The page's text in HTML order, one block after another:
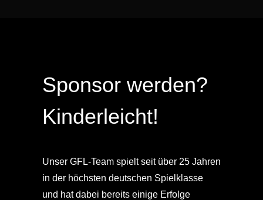
Sponsor werden?
Kinderleicht!
Unser GFL-Team spielt seit über 25 Jahren
in der höchsten deutschen Spielklasse
und hat dabei bereits einige Erfolge